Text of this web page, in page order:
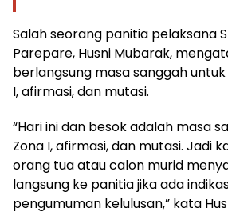
Salah seorang panitia pelaksana
Parepare, Husni Mubarak,
berlangsung masa sanggah
I, afirmasi, dan mutasi.
“Hari ini dan besok adalah masa
Zona I, afirmasi, dan mutasi. Jadi
orang tua atau calon murid
langsung ke panitia jika ada
pengumuman kelulusan,” kata